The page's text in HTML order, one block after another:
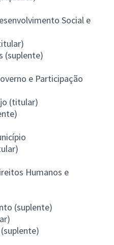
Social e
(suplente)
e Participação
(titular)
Humanos e
(suplente)